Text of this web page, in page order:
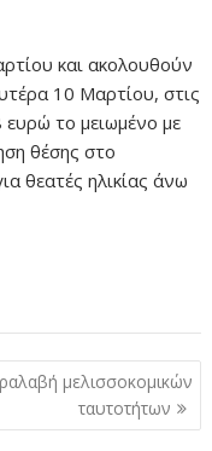
και ακολουθούν
10 Μαρτίου, στις
το μειωμένο με
θέσης στο
θεατές ηλικίας άνω
μελισσοκομικών
ταυτοτήτων